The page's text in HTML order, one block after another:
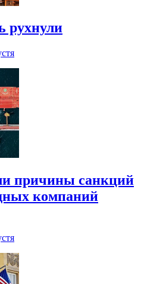
рухнули
причины санкций
компаний